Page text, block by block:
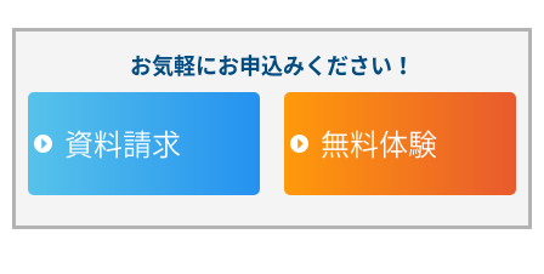
お気軽にお申込みください！
資料請求 無料体験